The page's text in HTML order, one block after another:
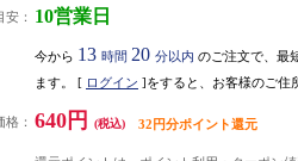
安： 10営業日
今から 13 時間 20 分以内 のご注文で、最
ます。 [ ログイン ]をすると、お客様のご住
格： 640円 (税込) 32円分ポイント還元